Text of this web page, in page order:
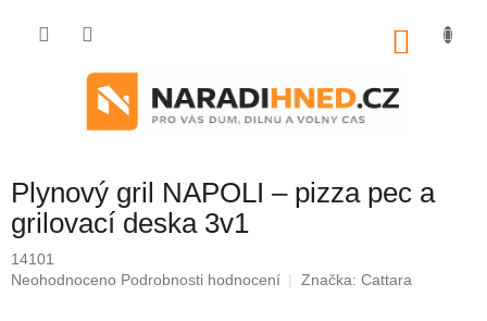
Plynový gril NAPOLI – pizza pec a
grilovací deska 3v1
14101
Průměrné
Neohodnoceno Podrobnosti hodnocení Značka: Cattara